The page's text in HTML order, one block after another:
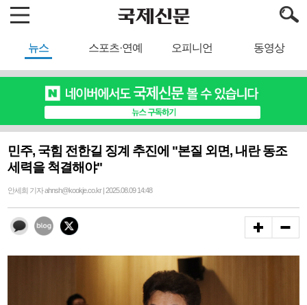
뉴스 스포츠·연예 오피니언 동영상
민주, 국힘 전한길 징계 추진에 "본질 외면, 내란 동조
세력을 척결해야"
안세희 기자 ahnsh@kookje.co.kr | 2025.08.09 14:48